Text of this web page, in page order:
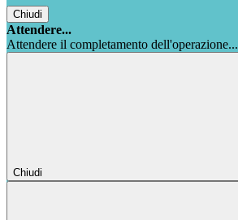
Chiudi
Attendere...
Attendere il completamento dell'operazione...
Chiudi